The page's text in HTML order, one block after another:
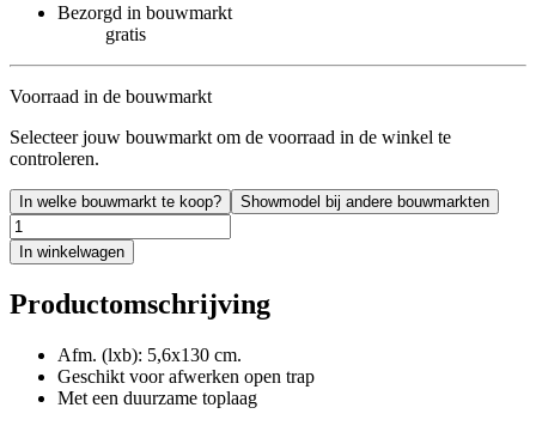
Bezorgd in bouwmarkt
gratis
Voorraad in de bouwmarkt
Selecteer jouw bouwmarkt om de voorraad in de winkel te
controleren.
In welke bouwmarkt te koop? Showmodel bij andere bouwmarkten
In winkelwagen
Productomschrijving
Afm. (lxb): 5,6x130 cm.
Geschikt voor afwerken open trap
Met een duurzame toplaag